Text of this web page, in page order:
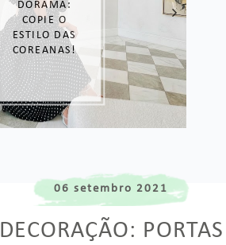
DORAMA:
COPIE O
ESTILO DAS
COREANAS!
06 setembro 2021
DECORAÇÃO: PORTAS